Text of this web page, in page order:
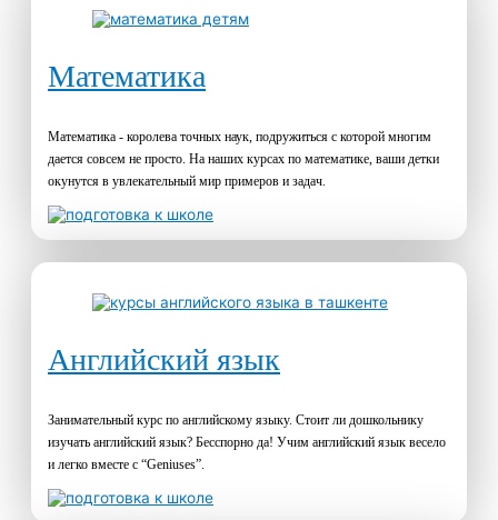
Математика
Математика - королева точных наук, подружиться с которой многим
дается совсем не просто. На наших курсах по математике, ваши детки
окунутся в увлекательный мир примеров и задач.
Английский язык
Занимательный курс по английскому языку. Стоит ли дошкольнику
изучать английский язык? Бесспорно да! Учим английский язык весело
и легко вместе с “Geniuses”.